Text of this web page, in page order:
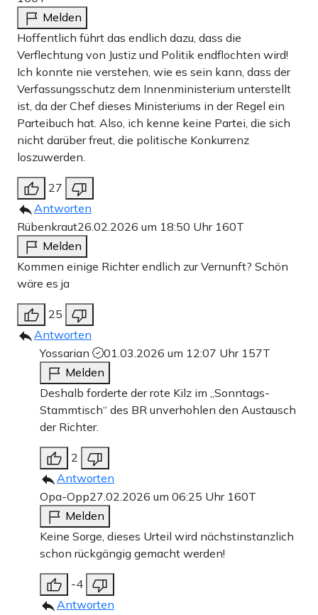
Melden
Hoffentlich führt das endlich dazu, dass die
Verflechtung von Justiz und Politik endflochten wird!
Ich konnte nie verstehen, wie es sein kann, dass der
Verfassungsschutz dem Innenministerium unterstellt
ist, da der Chef dieses Ministeriums in der Regel ein
Parteibuch hat. Also, ich kenne keine Partei, die sich
nicht darüber freut, die politische Konkurrenz
loszuwerden.
27
Antworten
Rübenkraut26.02.2026 um 18:50 Uhr 160T
Melden
Kommen einige Richter endlich zur Vernunft? Schön
wäre es ja
25
Antworten
Yossarian
01.03.2026 um 12:07 Uhr 157T
Melden
Deshalb forderte der rote Kilz im „Sonntags-
Stammtisch“ des BR unverhohlen den Austausch
der Richter.
2
Antworten
Opa-Opp27.02.2026 um 06:25 Uhr 160T
Melden
Keine Sorge, dieses Urteil wird nächstinstanzlich
schon rückgängig gemacht werden!
-4
Antworten